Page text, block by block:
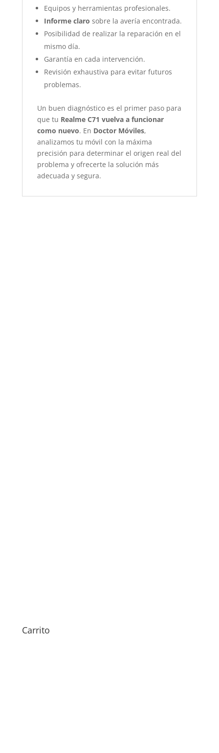
Equipos y herramientas profesionales.
Informe claro sobre la avería encontrada.
Posibilidad de realizar la reparación en el
mismo día.
Garantía en cada intervención.
Revisión exhaustiva para evitar futuros
problemas.
Un buen diagnóstico es el primer paso para
que tu Realme C71 vuelva a funcionar
como nuevo. En Doctor Móviles,
analizamos tu móvil con la máxima
precisión para determinar el origen real del
problema y ofrecerte la solución más
adecuada y segura.
Carrito